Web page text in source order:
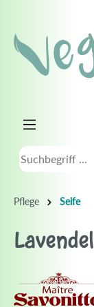
Pflege Seife